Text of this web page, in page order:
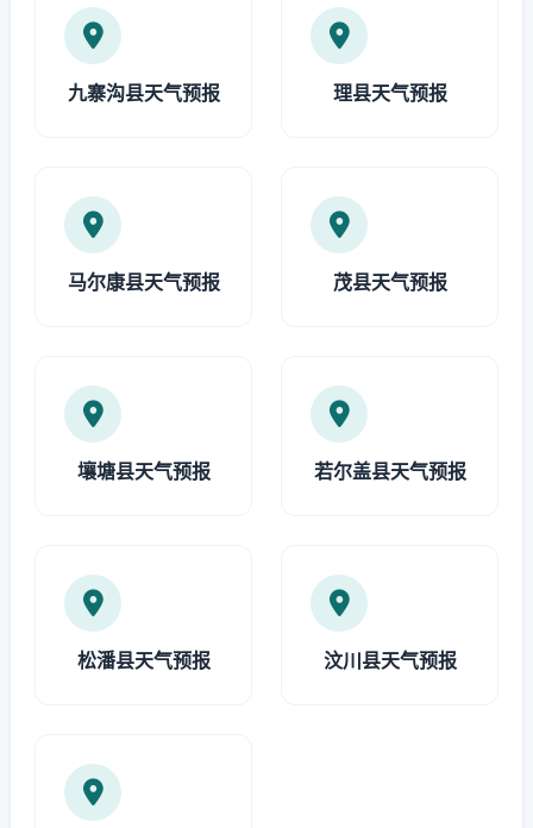
九寨沟县天气预报 理县天气预报
马尔康县天气预报 茂县天气预报
壤塘县天气预报 若尔盖县天气预报
松潘县天气预报 汶川县天气预报